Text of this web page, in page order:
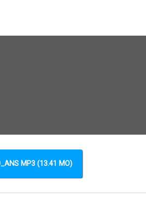
MP3 (13.41 MO)